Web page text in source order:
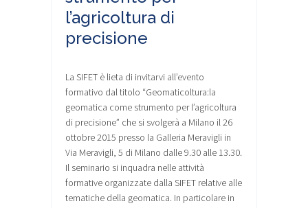
l’agricoltura di
precisione
La SIFET è lieta di invitarvi all’evento
formativo dal titolo “Geomaticoltura:la
geomatica come strumento per l’agricoltura
di precisione” che si svolgerà a Milano il 26
ottobre 2015 presso la Galleria Meravigli in
Via Meravigli, 5 di Milano dalle 9.30 alle 13.30.
Il seminario si inquadra nelle attività
formative organizzate dalla SIFET relative alle
tematiche della geomatica. In particolare in